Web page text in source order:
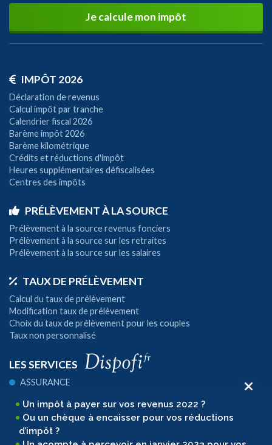
Je calcule mon impôt
IMPÔT 2026
Déclaration de revenus
Calcul impôt par tranche
Calendrier fiscal 2026
Barème impôt 2026
Barème kilométrique
Crédits et réductions d'impôt
Heures supplémentaires défiscalisées
Centres des impôts
PRÉLÈVEMENT À LA SOURCE
Prélèvement à la source revenus fonciers
Prélèvement à la source sur les retraites
Prélèvement à la source sur les salaires
TAUX DE PRÉLÈVEMENT
Calcul du taux de prélèvement
Modification taux de prélèvement
Choix du taux de prélèvement pour les couples
Taux non personnalisé
LES SERVICES
ASSURANCE
ASSURANCE HABITATION
ASSURANCE PRÊT
BAIL
ÉPARGNE
Un impôt à payer sur vos revenus 2022 ?
Ou un chèque à encaisser pour vos réductions
d’impôt ?